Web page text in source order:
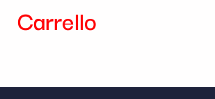
Carrello